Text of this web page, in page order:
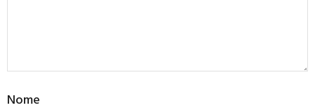
Nome